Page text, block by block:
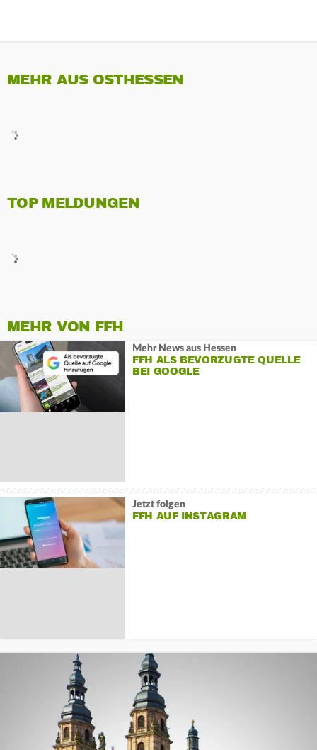
MEHR AUS OSTHESSEN
TOP MELDUNGEN
MEHR VON FFH
Mehr News aus Hessen
FFH ALS BEVORZUGTE QUELLE
BEI GOOGLE
Jetzt folgen
FFH AUF INSTAGRAM